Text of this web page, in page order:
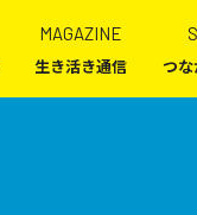
生き活き通信
MAGAZINE
つ